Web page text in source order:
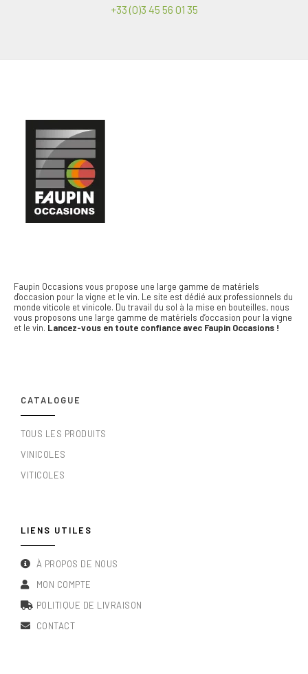
+33 (0)3 45 56 01 35
Faupin Occasions vous propose une large gamme de matériels
d'occasion pour la vigne et le vin. Le site est dédié aux professionnels du
monde viticole et vinicole. Du travail du sol à la mise en bouteilles, nous
vous proposons une large gamme de matériels d’occasion pour la vigne
et le vin. Lancez-vous en toute confiance avec Faupin Occasions !
CATALOGUE
TOUS LES PRODUITS
VINICOLES
VITICOLES
LIENS UTILES
À PROPOS DE NOUS
MON COMPTE
POLITIQUE DE LIVRAISON
CONTACT